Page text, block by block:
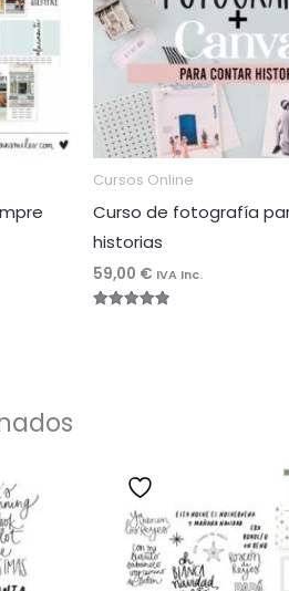
Cursos Online
Curso de fotografía
historias
59,00 € IVA Inc.